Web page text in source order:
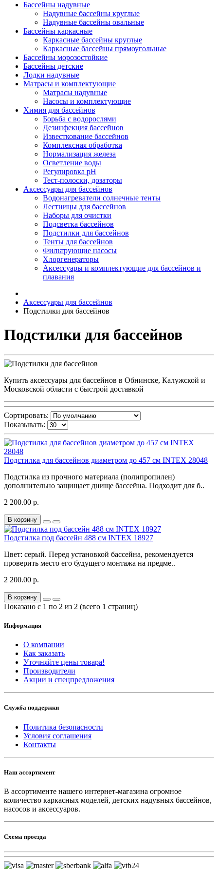
Бассейны надувные
Надувные бассейны круглые
Надувные бассейны овальные
Бассейны каркасные
Каркасные бассейны круглые
Каркасные бассейны прямоугольные
Бассейны морозостойкие
Бассейны детские
Лодки надувные
Матрасы и комплектующие
Матрасы надувные
Насосы и комплектующие
Химия для бассейнов
Борьба с водорослями
Дезинфекция бассейнов
Известкование бассейнов
Комплексная обработка
Нормализация железа
Осветление воды
Регулировка pH
Тест-полоски, дозаторы
Аксессуары для бассейнов
Водонагреватели солнечные тенты
Лестницы для бассейнов
Наборы для очистки
Подсветка бассейнов
Подстилки для бассейнов
Тенты для бассейнов
Фильтрующие насосы
Хлоргенераторы
Аксессуары и комплектующие для бассейнов и
плавания
Аксессуары для бассейнов
Подстилки для бассейнов
Подстилки для бассейнов
Купить аксессуары для бассейнов в Обнинске, Калужской и
Московской области с быстрой доставкой
Сортировать:
Показывать:
Подстилка для бассейнов диаметром до 457 см INTEX 28048
Подстилка из прочного материала (полипропилен)
дополнительно защищает днище бассейна. Подходит для б..
2 200.00 р.
В корзину
Подстилка под бассейн 488 см INTEX 18927
Цвет: серый. Перед установкой бассейна, рекомендуется
проверить место его будущего монтажа на предме..
2 200.00 р.
В корзину
Показано с 1 по 2 из 2 (всего 1 страниц)
Информация
О компании
Как заказать
Уточняйте цены товара!
Производители
Акции и спецпредложения
Служба поддержки
Политика безопасности
Условия соглашения
Контакты
Наш ассортимент
В ассортименте нашего интернет-магазина огромное
количество каркасных моделей, детских надувных бассейнов,
насосов и аксессуаров.
Схема проезда